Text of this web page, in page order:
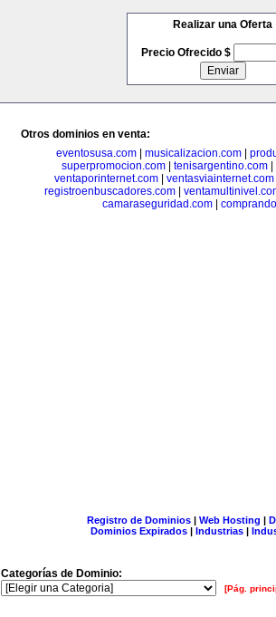
Realizar una Oferta
Precio Ofrecido $
Otros dominios en venta:
eventosusa.com| musicalizacion.com|
superpromocion.com
tenisargentino.com
ventaporinternet.com
ventasviainternet.com
registroenbuscadores.com
camaraseguridad.com|
Registro de Dominios| Web Hosting |
Dominios Expirados | Industrias |
Categorías de Dominio:
[Pág.